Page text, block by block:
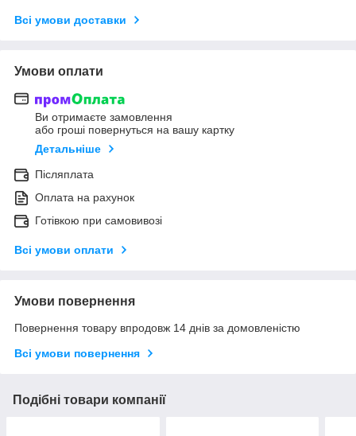
Всі умови доставки
Умови оплати
Ви отримаєте замовлення
або гроші повернуться на вашу картку
Детальніше
Післяплата
Оплата на рахунок
Готівкою при самовивозі
Всі умови оплати
Умови повернення
Повернення товару впродовж 14 днів за домовленістю
Всі умови повернення
Подібні товари компанії